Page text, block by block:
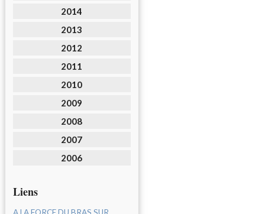
2014
2013
2012
2011
2010
2009
2008
2007
2006
Liens